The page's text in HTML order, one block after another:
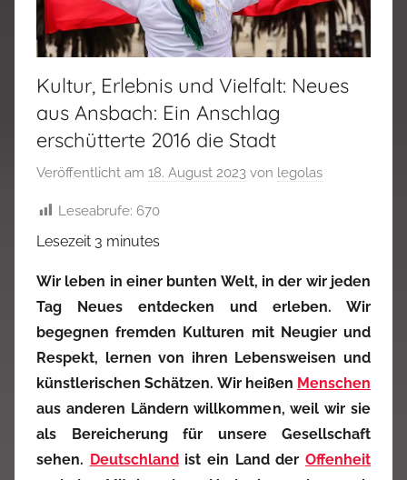
Kultur, Erlebnis und Vielfalt: Neues
aus Ansbach: Ein Anschlag
erschütterte 2016 die Stadt
Veröffentlicht am 18. August 2023 von legolas
Leseabrufe: 670
Lesezeit 3 minutes
Wir leben in einer bunten Welt, in der wir jeden
Tag Neues entdecken und erleben. Wir
begegnen fremden Kulturen mit Neugier und
Respekt, lernen von ihren Lebensweisen und
künstlerischen Schätzen. Wir heißen Menschen
aus anderen Ländern willkommen, weil wir sie
als Bereicherung für unsere Gesellschaft
sehen. Deutschlandist ein Land derOffenheit